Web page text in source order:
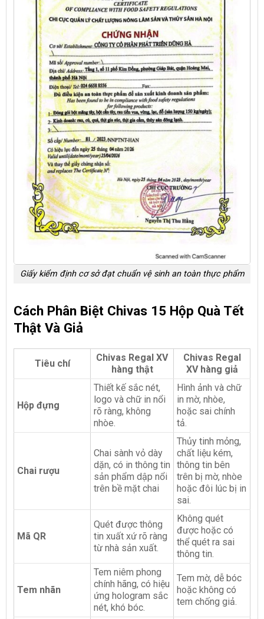
Giấy kiểm định cơ sở đạt chuẩn vệ sinh an toàn thực phẩm
Cách Phân Biệt Chivas 15 Hộp Quà Tết
Thật Và Giả
Tiêu chí
Chivas Regal XV
hàng thật
Chivas Regal
XV hàng giả
Hộp đựng
Thiết kế sắc nét,
logo và chữ in nổi
rõ ràng, không
nhòe.
Hình ảnh và chữ
in mờ, nhòe,
hoặc sai chính
tả.
Chai rượu
Chai sành vỏ dày
dặn, có in thông tin
sản phẩm dập nổi
trên bề mặt chai
Thủy tinh mỏng,
chất liệu kém,
thông tin bên
trên bị mờ, nhòe
hoặc đôi lúc bị in
sai.
Mã QR
Quét được thông
tin xuất xứ rõ ràng
từ nhà sản xuất.
Không quét
được hoặc có
thể quét ra sai
thông tin.
Tem nhãn
Tem niêm phong
chính hãng, có hiệu
ứng hologram sắc
nét, khó bóc.
Tem mờ, dễ bóc
hoặc không có
tem chống giả.